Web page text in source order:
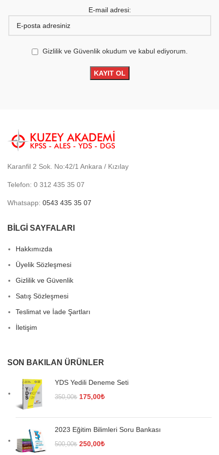
E-mail adresi:
Gizlilik ve Güvenlik okudum ve kabul ediyorum.
Karanfil 2 Sok. No:42/1 Ankara / Kızılay
Telefon: 0 312 435 35 07
Whatsapp: 0543 435 35 07
BİLGİ SAYFALARI
Hakkımızda
Üyelik Sözleşmesi
Gizlilik ve Güvenlik
Satış Sözleşmesi
Teslimat ve İade Şartları
İletişim
SON BAKILAN ÜRÜNLER
YDS Yedili Deneme Seti
350,00₺ Orijinal
350,00₺.
175,00₺Şu
fiyat:
175,00₺.
2023 Eğitim Bilimleri Soru Bankası
500,00₺ Orijinal
250,00₺Şu